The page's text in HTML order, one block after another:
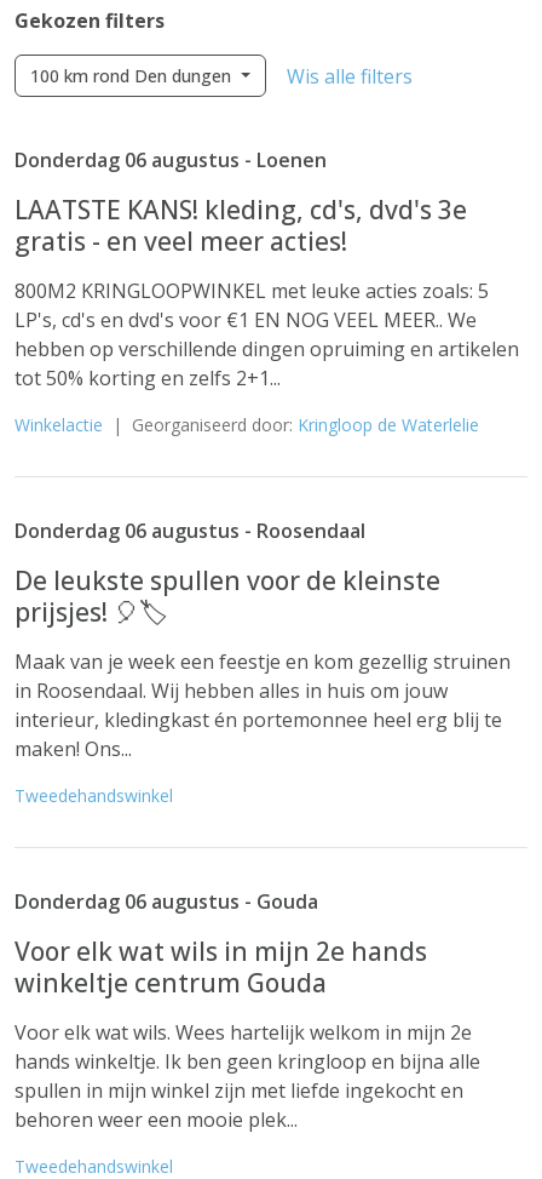
Gekozen filters
100 km rond Den dungen Wis alle filters
Donderdag 06 augustus - Loenen
LAATSTE KANS! kleding, cd's, dvd's 3e
gratis - en veel meer acties!
800M2 KRINGLOOPWINKEL met leuke acties zoals: 5
LP's, cd's en dvd's voor €1 EN NOG VEEL MEER.. We
hebben op verschillende dingen opruiming en artikelen
tot 50% korting en zelfs 2+1...
Winkelactie | Georganiseerd door: Kringloop de Waterlelie
Donderdag 06 augustus - Roosendaal
De leukste spullen voor de kleinste
prijsjes! 🎈🏷️
Maak van je week een feestje en kom gezellig struinen
in Roosendaal. Wij hebben alles in huis om jouw
interieur, kledingkast én portemonnee heel erg blij te
maken! Ons...
Tweedehandswinkel
Donderdag 06 augustus - Gouda
Voor elk wat wils in mijn 2e hands
winkeltje centrum Gouda
Voor elk wat wils. Wees hartelijk welkom in mijn 2e
hands winkeltje. Ik ben geen kringloop en bijna alle
spullen in mijn winkel zijn met liefde ingekocht en
behoren weer een mooie plek...
Tweedehandswinkel